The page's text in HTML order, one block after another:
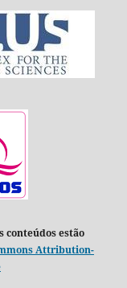
conteúdos estão
Attribution-